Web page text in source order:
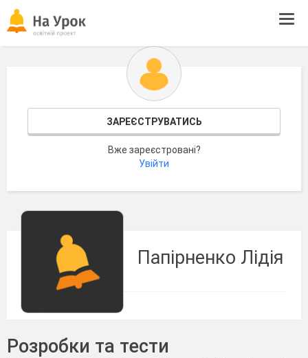
ЗАРЕЄСТРУВАТИСЬ
Вже зареєстровані?
Увійти
Папірненко Лідія
Розробки та тести